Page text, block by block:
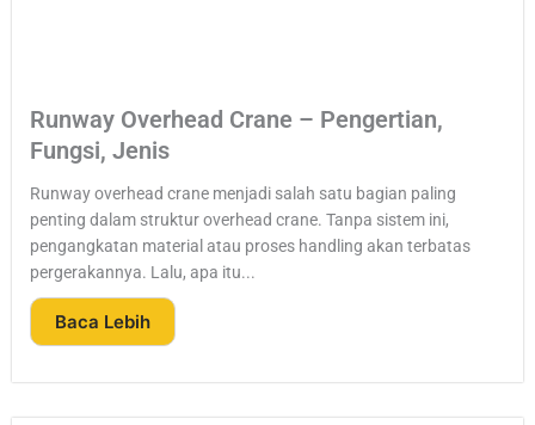
Runway Overhead Crane – Pengertian,
Fungsi, Jenis
Runway overhead crane menjadi salah satu bagian paling
penting dalam struktur overhead crane. Tanpa sistem ini,
pengangkatan material atau proses handling akan terbatas
pergerakannya. Lalu, apa itu...
Baca Lebih